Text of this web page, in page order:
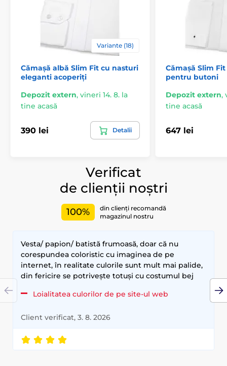
Variante (18)
Cămașă albă Slim Fit cu nasturi
eleganti acoperiți
Depozit extern, vineri 14. 8. la
tine acasă
390 lei Detalii
Cămașă Slim
pentru butoni
Depozit extern,
tine acasă
647 lei
Verificat
de clienții noștri
100%
din clienți recomandă
magazinul nostru
Vesta/ papion/ batistă frumoasă, doar că nu
corespundea coloristic cu imaginea de pe
internet, în realitate culorile sunt mult mai palide,
din fericire se potrivește totuși cu costumul bej
Loialitatea culorilor de pe site-ul web
Client verificat, 3. 8. 2026